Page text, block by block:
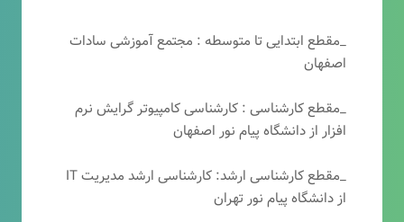
_مقطع ابتدایی تا متوسطه : مجتمع آموزشی سادات
اصفهان
_مقطع کارشناسی : کارشناسی کامپیوتر گرایش نرم
افزار از دانشگاه پیام نور اصفهان
_مقطع کارشناسی ارشد: کارشناسی ارشد مدیریت IT
از دانشگاه پیام نور تهران